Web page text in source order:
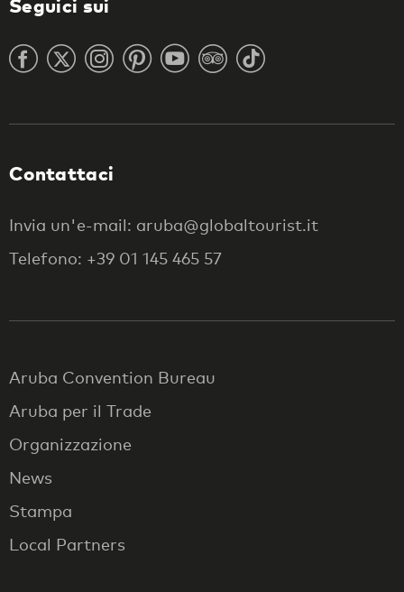
Seguici sui
Contattaci
Invia un'e-mail: aruba@globaltourist.it
Telefono: +39 01 145 465 57
Aruba Convention Bureau
Aruba per il Trade
Organizzazione
News
Stampa
Local Partners